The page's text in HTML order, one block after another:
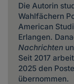
Die Autorin
Wahlfächern
American
Erlangen.
Nachrichten
Seit 2017
2025 den
übernommen.